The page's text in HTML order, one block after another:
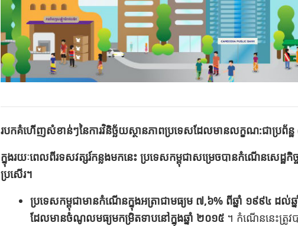
របកគំហើញសំខាន់ៗនៃការវិនិច្ឆ័យស្ថានភាពប្រទេសដែលមានលក្ខណ:ជាប្រព័ន្ឋ
ក្នុងរយៈពេលពីរទសវត្សរ៍កន្លងមកនេះ ប្រទេសកម្ពុជាសម្រេចបានកំណើនសេដ្ឋកិ
ប្រសើរ។
ប្រទេសកម្ពុជាមានកំណើនក្នុងអត្រាជាមធ្យម ៧,៦% ពីឆ្នាំ ១៩៩៤ ដល់
ដែលមានចំណូលមធ្យមកម្រិតទាបនៅក្នុងឆ្នាំ ២០១៥ ។ កំណើននេះត្រូ